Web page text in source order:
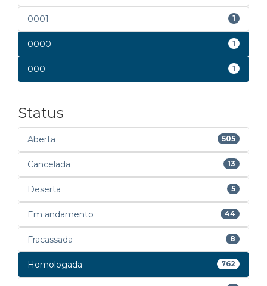
0001 1
0000 1
000 1
Status
Aberta 505
Cancelada 13
Deserta 5
Em andamento 44
Fracassada 8
Homologada 762